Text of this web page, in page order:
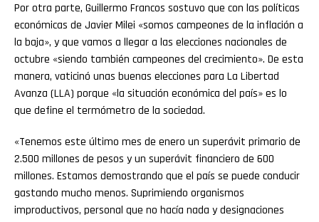
Por otra parte, Guillermo Francos sostuvo que con las políticas
económicas de Javier Milei «somos campeones de la inflación a
la baja», y que vamos a llegar a las elecciones nacionales de
octubre «siendo también campeones del crecimiento». De esta
manera, vaticinó unas buenas elecciones para La Libertad
Avanza (LLA) porque «la situación económica del país» es lo
que define el termómetro de la sociedad.
«Tenemos este último mes de enero un superávit primario de
2.500 millones de pesos y un superávit financiero de 600
millones. Estamos demostrando que el país se puede conducir
gastando mucho menos. Suprimiendo organismos
improductivos, personal que no hacía nada y designaciones